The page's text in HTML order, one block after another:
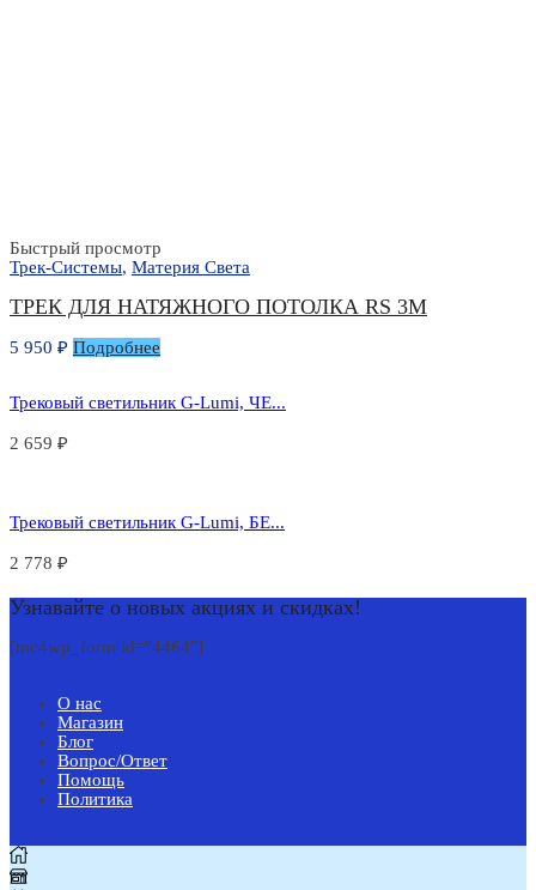
Быстрый просмотр
Трек-Системы, Материя Света
ТРЕК ДЛЯ НАТЯЖНОГО ПОТОЛКА RS 3М
5 950 ₽ Подробнее
Трековый светильник G-Lumi, ЧЕ...
2 659 ₽
Трековый светильник G-Lumi, БЕ...
2 778 ₽
Узнавайте о новых акциях и скидках!
[mc4wp_form id="4464"]
О нас
Магазин
Блог
Вопрос/Ответ
Помощь
Политика